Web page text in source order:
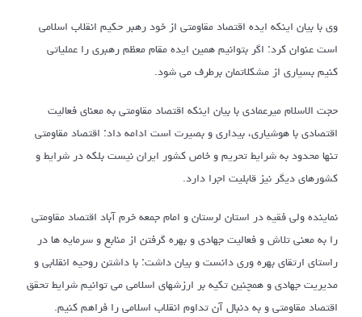
وی با بیان اینکه ایده اقتصاد مقاومتی از خود رهبر حکیم انقلاب اسلامی
است عنوان کرد: اگر بتوانیم همین ایده مقام معظم رهبری را عملیاتی
کنیم بسیاری از مشکلاتمان برطرف می شود.
حجت الاسلام میرعمادی با بیان اینکه اقتصاد مقاومتی به معنای فعالیت
اقتصادی با هوشیاری، بیداری و بصیرت است ادامه داد: اقتصاد مقاومتی
تنها محدود به شرایط تحریم و خاص کشور ایران نیست بلکه در شرایط و
کشورهای دیگر نیز قابلیت اجرا دارد.
نماینده ولی فقیه در استان لرستان و امام جمعه خرم آباد اقتصاد مقاومتی
را به معنی تلاش و فعالیت جهادی و بهره گرفتن از منابع و سرمایه ها در
راستای ارتقای بهره وری دانست و بیان داشت: با داشتن روحیه انقلابی و
مدیریت جهادی و همچنین تکیه بر ارزشهای اسلامی می توانیم شرایط تحقق
اقتصاد مقاومتی و به دنبال آن تداوم انقلاب اسلامی را فراهم کنیم.